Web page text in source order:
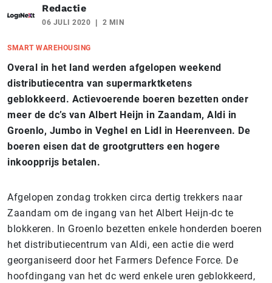
Redactie
06 JULI 2020 2 MIN
SMART WAREHOUSING
Overal in het land werden afgelopen weekend
distributiecentra van supermarktketens
geblokkeerd. Actievoerende boeren bezetten onder
meer de dc’s van Albert Heijn in Zaandam, Aldi in
Groenlo, Jumbo in Veghel en Lidl in Heerenveen. De
boeren eisen dat de grootgrutters een hogere
inkoopprijs betalen.
Afgelopen zondag trokken circa dertig trekkers naar
Zaandam om de ingang van het Albert Heijn-dc te
blokkeren. In Groenlo bezetten enkele honderden boeren
het distributiecentrum van Aldi, een actie die werd
georganiseerd door het Farmers Defence Force. De
hoofdingang van het dc werd enkele uren geblokkeerd,